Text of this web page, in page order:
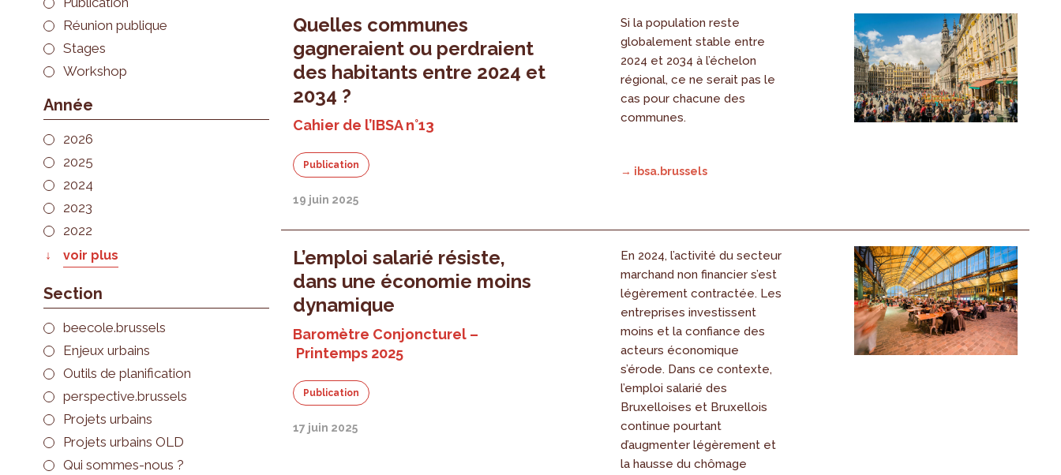
Réunion publique
Stages
Workshop
Année
2026
2025
2024
2023
2022
voir plus
Section
beecole.brussels
Enjeux urbains
Outils de planification
perspective.brussels
Projets urbains
Projets urbains OLD
Qui sommes-nous ?
Quelles communes
gagneraient ou perdraient
des habitants entre 2024 et
2034 ?
Cahier de l’IBSA n°13
Publication
19 juin 2025
Si la population reste
globalement stable entre
2024 et 2034 à l’échelon
régional, ce ne serait pas le
cas pour chacune des
communes.
→ ibsa.brussels
L’emploi salarié résiste,
dans une économie moins
dynamique
Baromètre Conjoncturel –
Printemps 2025
Publication
17 juin 2025
En 2024, l’activité du secteur
marchand non financier s’est
légèrement contractée. Les
entreprises investissent
moins et la confiance des
acteurs économique
s’érode. Dans ce contexte,
l’emploi salarié des
Bruxelloises et Bruxellois
continue pourtant
d’augmenter légèrement et
la hausse du chômage